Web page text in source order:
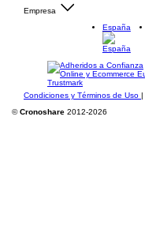
Empresa
España
Condiciones y Términos de Uso |
©Cronoshare 2012-2026